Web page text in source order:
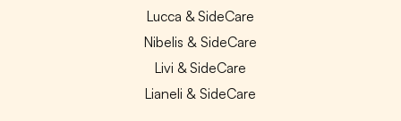
Lucca & SideCare
Nibelis & SideCare
Livi & SideCare
Lianeli & SideCare